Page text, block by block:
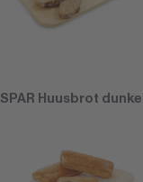
SPAR Huusbrot